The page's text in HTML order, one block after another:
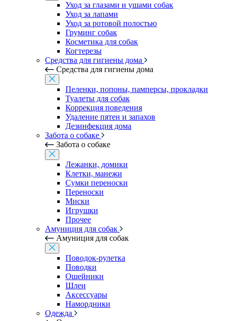
Уход за глазами и ушами собак
Уход за лапами
Уход за ротовой полостью
Груминг собак
Косметика для собак
Когтерезы
Средства для гигиены дома
Средства для гигиены дома
Пеленки, попоны, памперсы, прокладки
Туалеты для собак
Коррекция поведения
Удаление пятен и запахов
Дезинфекция дома
Забота о собаке
Забота о собаке
Лежанки, домики
Клетки, манежи
Сумки переноски
Переноски
Миски
Игрушки
Прочее
Амуниция для собак
Амуниция для собак
Поводок-рулетка
Поводки
Ошейники
Шлеи
Аксессуары
Намордники
Одежда